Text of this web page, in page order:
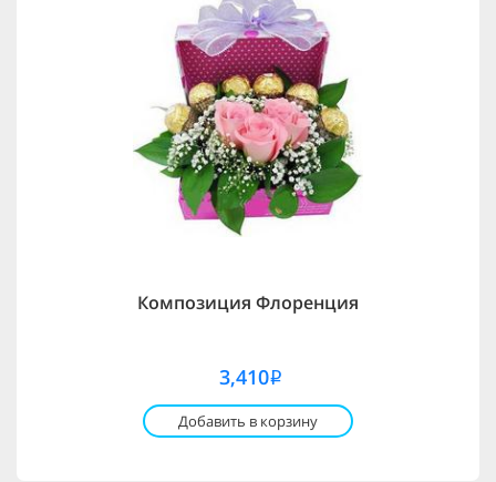
Композиция Флоренция
3,410i
Добавить в корзину